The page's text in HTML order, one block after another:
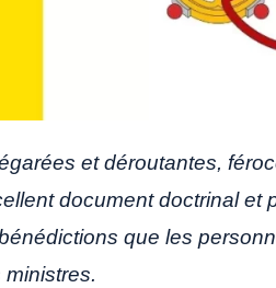
et déroutantes,
document doctrinal et
que les